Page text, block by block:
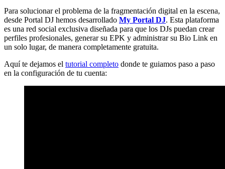
Para solucionar el problema de la fragmentación digital en la escena,
desde Portal DJ hemos desarrollado My Portal DJ. Esta plataforma
es una red social exclusiva diseñada para que los DJs puedan crear
perfiles profesionales, generar su EPK y administrar su Bio Link en
un solo lugar, de manera completamente gratuita.
Aquí te dejamos el tutorial completo donde te guiamos paso a paso
en la configuración de tu cuenta: